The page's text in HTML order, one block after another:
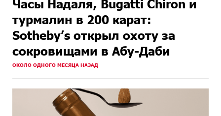
Часы Надаля, Bugatti Chiron и
турмалин в 200 карат:
Sotheby’s открыл охоту за
сокровищами в Абу-Даби
ОКОЛО ОДНОГО МЕСЯЦА НАЗАД